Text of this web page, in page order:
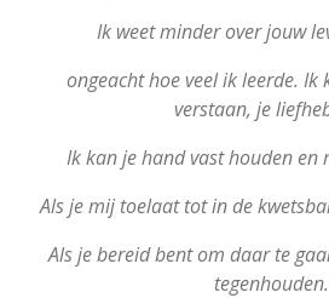
Ik weet minder over jouw
ongeacht hoe veel ik leerde. Ik
verstaan, je
Ik kan je hand vast houden en
Als je mij toelaat tot in de
Als je bereid bent om daar te
tegenhouden.